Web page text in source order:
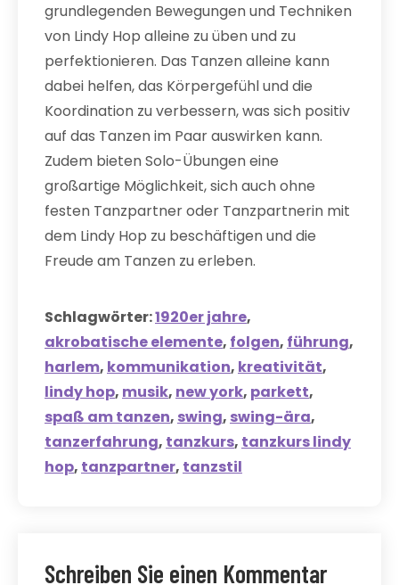
grundlegenden Bewegungen und Techniken
von Lindy Hop alleine zu üben und zu
perfektionieren. Das Tanzen alleine kann
dabei helfen, das Körpergefühl und die
Koordination zu verbessern, was sich positiv
auf das Tanzen im Paar auswirken kann.
Zudem bieten Solo-Übungen eine
großartige Möglichkeit, sich auch ohne
festen Tanzpartner oder Tanzpartnerin mit
dem Lindy Hop zu beschäftigen und die
Freude am Tanzen zu erleben.
Schlagwörter:1920er jahre,
akrobatische elemente, folgen, führung,
harlem, kommunikation, kreativität,
lindy hop, musik, new york, parkett,
spaß am tanzen, swing, swing-ära,
tanzerfahrung, tanzkurs, tanzkurs lindy
hop, tanzpartner, tanzstil
Schreiben Sie einen Kommentar